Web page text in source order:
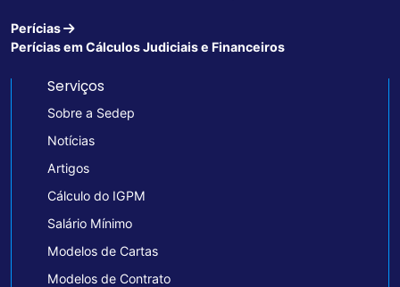
Perícias
Perícias em Cálculos Judiciais e Financeiros
Serviços
Sobre a Sedep
Notícias
Artigos
Cálculo do IGPM
Salário Mínimo
Modelos de Cartas
Modelos de Contrato